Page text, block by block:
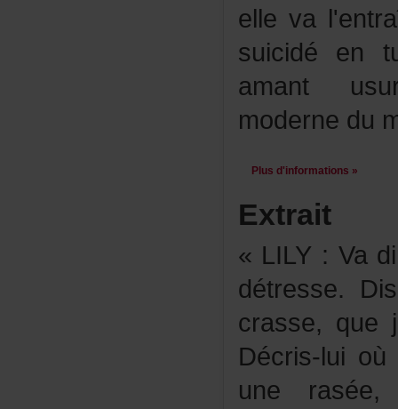
Plusd'informations»
Extrait
Décris-